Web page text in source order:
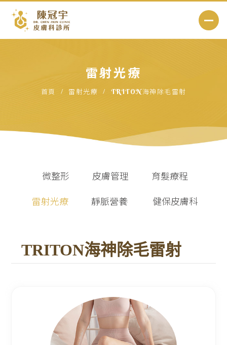
雷射光療
首頁 雷射光療 TRITON海神除毛雷射
微整形 皮膚管理 育髮療程
雷射光療 靜脈營養 健保皮膚科
TRITON海神除毛雷射